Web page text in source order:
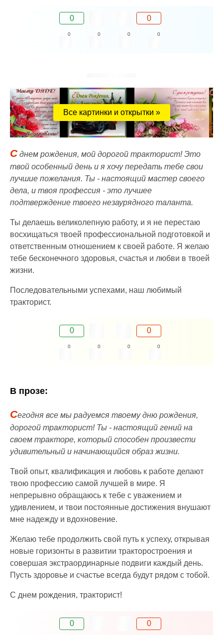
0 0
0 0 0 0
Все картинки и открытки »
Сднем рождения, мой дорогой тракторист! Это
твой особенный день и я хочу передать тебе свои
лучшие пожелания. Ты - настоящий мастер своего
дела, и твоя профессия - это лучшее
подтверждение твоего незаурядного таланта.
Ты делаешь великолепную работу, и я не перестаю
восхищаться твоей профессиональной подготовкой и
ответственным отношением к своей работе. Я желаю
тебе бесконечного здоровья, счастья и любви в твоей
жизни.
Последовательными успехами, наш любимый
тракторист.
0 0
0 0 0 0
В прозе:
Сегодня все мы радуемся твоему дню рождения,
дорогой тракторист! Ты - настоящий гений на
своем тракторе, который способен произвести
удивительный и начинающийся образ жизни.
Твой опыт, квалификация и любовь к работе делают
твою профессию самой лучшей в мире. Я
непрерывно обращаюсь к тебе с уважением и
удивлением, и твои постоянные достижения внушают
мне надежду и вдохновение.
Желаю тебе продолжить свой путь к успеху, открывая
новые горизонты в развитии тракторостроения и
совершая экстраординарные подвиги каждый день.
Пусть здоровье и счастье всегда будут рядом с тобой.
С днем рождения, тракторист!
0 0